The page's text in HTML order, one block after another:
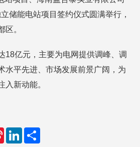
储能电站项目签约仪式圆满举行，
区。
18亿元，主要为电网提供调峰、调
水平先进、市场发展前景广阔，为
入新动能。
S
L